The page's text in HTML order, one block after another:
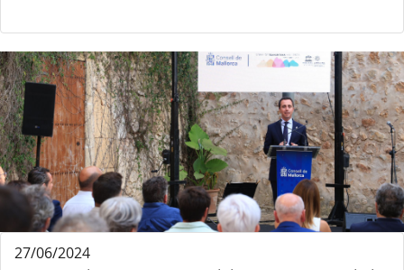
27/06/2024